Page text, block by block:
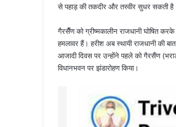
से पहाड़ की तकदीर और तस्वीर सुधर सकती
गैरसैँण को ग्रीष्मकालीन राजधानी घोषित
हमलावर हैं। हरीश अब स्थायी राजधानी की
आजादी दिवस पर उन्होंने पहले को गैरसैंण
विधानभवन पर झंडारोहण किया।